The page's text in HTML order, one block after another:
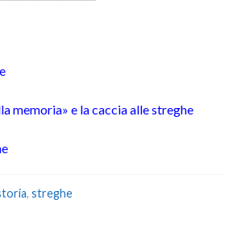
memoria» e la caccia alle streghe
, streghe